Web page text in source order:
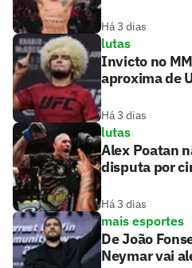
Há 3 dias
lutas
Invicto no
aproxima de
Há 3 dias
lutas
Alex Poatan
disputa por
Há 3 dias
mais esportes
De João
Neymar vai